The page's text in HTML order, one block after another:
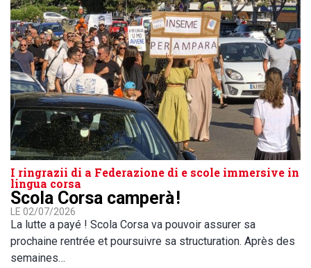
I ringrazii di a Federazione di e scole immersive in
lingua corsa
Scola Corsa camperà !
LE 02/07/2026
La lutte a payé ! Scola Corsa va pouvoir assurer sa
prochaine rentrée et poursuivre sa structuration. Après des
semaines…